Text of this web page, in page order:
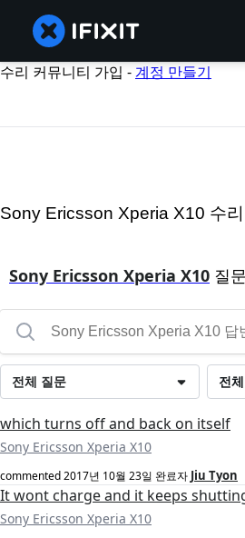
수리 커뮤니티 가입 -계정 만들기
Sony Ericsson Xperia X10 수
Sony Ericsson Xperia X10 질문
전체
전체 질문
which turns off and back on itself
Sony Ericsson Xperia X10
commented2017년 10월 23일 완료자 Jiu Tyon
It wont charge and it keeps
Sony Ericsson Xperia X10